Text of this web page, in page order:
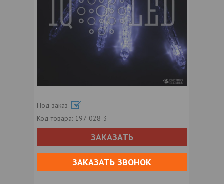
Под заказ
Код товара: 197-028-3
ЗАКАЗАТЬ
ЗАКАЗАТЬ ЗВОНОК